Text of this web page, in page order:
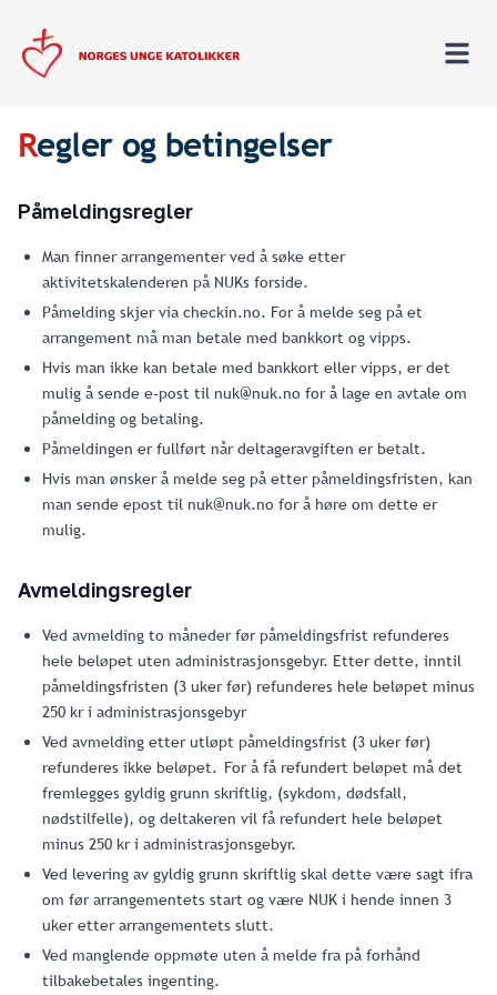
Regler og betingelser
Påmeldingsregler
Man finner arrangementer ved å søke etter
aktivitetskalenderen på NUKs forside.
Påmelding skjer via checkin.no. For å melde seg på et
arrangement må man betale med bankkort og vipps.
Hvis man ikke kan betale med bankkort eller vipps, er det
mulig å sende e-post til nuk@nuk.no for å lage en avtale om
påmelding og betaling.
Påmeldingen er fullført når deltageravgiften er betalt.
Hvis man ønsker å melde seg på etter påmeldingsfristen, kan
man sende epost til nuk@nuk.no for å høre om dette er
mulig.
Avmeldingsregler
Ved avmelding to måneder før påmeldingsfrist refunderes
hele beløpet uten administrasjonsgebyr. Etter dette, inntil
påmeldingsfristen (3 uker før) refunderes hele beløpet minus
250 kr i administrasjonsgebyr
Ved avmelding etter utløpt påmeldingsfrist (3 uker før)
refunderes ikke beløpet. For å få refundert beløpet må det
fremlegges gyldig grunn skriftlig, (sykdom, dødsfall,
nødstilfelle), og deltakeren vil få refundert hele beløpet
minus 250 kr i administrasjonsgebyr.
Ved levering av gyldig grunn skriftlig skal dette være sagt ifra
om før arrangementets start og være NUK i hende innen 3
uker etter arrangementets slutt.
Ved manglende oppmøte uten å melde fra på forhånd
tilbakebetales ingenting.